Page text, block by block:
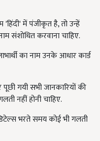
में पंजीकृत है, तो उन्हें
संशोधित करवाना चाहिए.
का नाम उनके आधार कार्ड
गयी सभी जानकारियों की
नहीं होनी चाहिए.
भरते समय कोई भी गलती